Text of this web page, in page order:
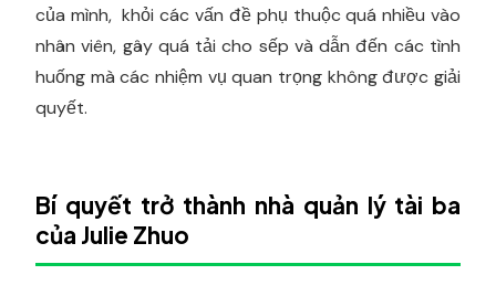
của mình, khỏi các vấn đề phụ thuộc quá nhiều vào
nhân viên, gây quá tải cho sếp và dẫn đến các tình
huống mà các nhiệm vụ quan trọng không được giải
quyết.
Bí quyết trở thành nhà quản lý tài ba
của Julie Zhuo